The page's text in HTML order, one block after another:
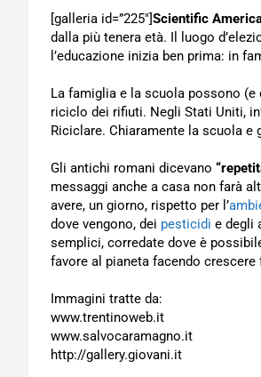
[galleria id=”225″]Scientific
dalla più tenera età. Il luogo
l’educazione inizia ben prima: in
La famiglia e la scuola possono (e
riciclo dei rifiuti. Negli Stati Uniti,
Riciclare. Chiaramente la scuola e
Gli antichi romani dicevano
messaggi anche a casa non farà
avere, un giorno, rispetto per l’
dove vengono, dei pesticidi e degli
semplici, corredate dove è
favore al pianeta facendo
Immagini tratte da:
www.trentinoweb.it
www.salvocaramagno.it
http://gallery.giovani.it